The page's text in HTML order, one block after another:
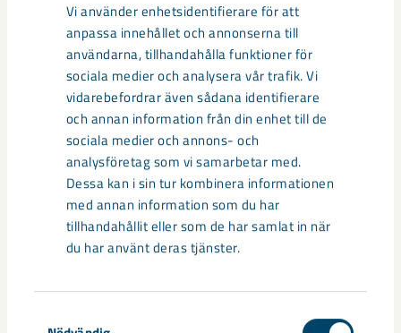
Vi använder enhetsidentifierare för att
anpassa innehållet och annonserna till
användarna, tillhandahålla funktioner för
sociala medier och analysera vår trafik. Vi
vidarebefordrar även sådana identifierare
och annan information från din enhet till de
sociala medier och annons- och
analysföretag som vi samarbetar med.
Dessa kan i sin tur kombinera informationen
med annan information som du har
tillhandahållit eller som de har samlat in när
du har använt deras tjänster.
Klockan 09:10, magnitud på 1,51 enligt lokala skalan
Gällivarevägen 16: 1,25 mm/s
Masgatan 1A: 1,15 mm/s
Gällivarevägen 36: 0,95 mm/s
Abborrvägen 9: 0,95 mm/s
Sagoslingan 21: 0,7 mm/s